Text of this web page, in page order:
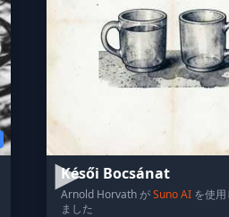
Késői Bocsánat
Arnold Horvath がSuno AI を使
ました